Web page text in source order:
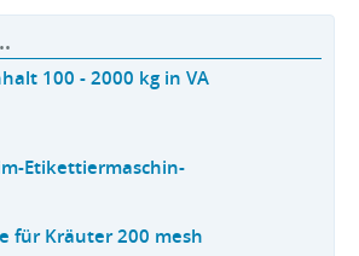
100 - 2000 kg in VA
Etikettiermaschin-
für Kräuter 200 mesh